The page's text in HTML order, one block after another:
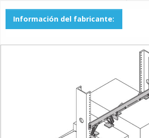
Información del fabricante: